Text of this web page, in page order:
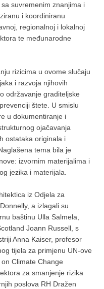
suvremenim znanjima i
i koordiniranu
regionalnoj i lokalnoj
te međunarodne
rizicima u ovome slučaju
i razvoja njihovih
održavanje graditeljske
štete. U smislu
u dokumentiranje i
ojačavanja
ostataka originala i
tema bila je
izvornim materijalima i
jezika i materijala.
iz Odjela za
a izlagali su
baštinu Ulla Salmela,
Joann Russell, s
Anna Kaiser, profesor
tijela za primjenu UN-ove
Climate Change
za smanjenje rizika
poslova RH Dražen